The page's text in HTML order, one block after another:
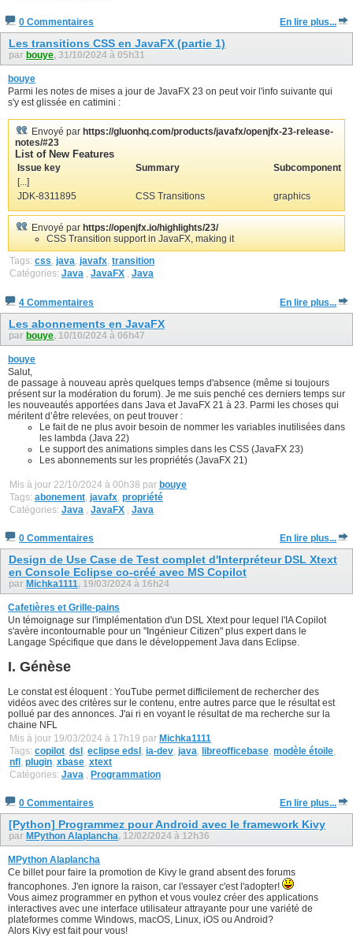
0 Commentaires En lire plus...
Les transitions CSS en JavaFX (partie 1)
par bouye, 31/10/2024 à 05h31
bouye
Parmi les notes de mises a jour de JavaFX 23 on peut voir l'info suivante qui
s'y est glissée en catimini :
Envoyé par https://gluonhq.com/products/javafx/openjfx-23-release-
notes/#23
List of New Features
Issue key Summary
Subcomponent
[...]
JDK-8311895
CSS Transitions graphics
Envoyé par https://openjfx.io/highlights/23/
CSS Transition support in JavaFX, making it
Tags: css, java, javafx, transition
Catégories: Java , JavaFX , Java
4 Commentaires En lire plus...
Les abonnements en JavaFX
par bouye, 10/10/2024 à 06h47
bouye
Salut,
de passage à nouveau après quelques temps d'absence (même si toujours
présent sur la modération du forum). Je me suis penché ces derniers temps sur
les nouveautés apportées dans Java et JavaFX 21 à 23. Parmi les choses qui
méritent d’être relevées, on peut trouver :
Le fait de ne plus avoir besoin de nommer les variables inutilisées dans
les lambda (Java 22)
Le support des animations simples dans les CSS (JavaFX 23)
Les abonnements sur les propriétés (JavaFX 21)
Mis à jour 22/10/2024 à 00h38 par bouye
Tags: abonement javafx propriété
Catégories: Java JavaFX Java
0 Commentaires En lire plus...
Design de Use Case de Test complet d'Interpréteur DSL Xtext
en Console Eclipse co-créé avec MS Copilot
par Michka1111, 19/03/2024 à 16h24
Cafetières et Grille-pains
Un témoignage sur l'implémentation d'un DSL Xtext pour lequel l'IA Copilot
s'avère incontournable pour un "Ingénieur Citizen" plus expert dans le
Langage Spécifique que dans le développement Java dans Eclipse.
I. Génèse
Le constat est éloquent : YouTube permet difficilement de rechercher des
vidéos avec des critères sur le contenu, entre autres parce que le résultat est
pollué par des annonces. J'ai ri en voyant le résultat de ma recherche sur la
chaine NFL
Mis à jour 19/03/2024 à 17h19 par Michka1111
Tags: copilot dsl eclipse edsl ia-dev java libreofficebase modèle étoile
nfl plugin xbase xtext
Catégories: Java Programmation
0 Commentaires En lire plus...
[Python] Programmez pour Android avec le framework Kivy
par MPython Alaplancha, 12/02/2024 à 12h36
MPython Alaplancha
Ce billet pour faire la promotion de Kivy le grand absent des forums
francophones. J'en ignore la raison, car l'essayer c'est l'adopter!
Vous aimez programmer en python et vous voulez créer des applications
interactives avec une interface utilisateur attrayante pour une variété de
plateformes comme Windows, macOS, Linux, iOS ou Android?
Alors Kivy est fait pour vous!